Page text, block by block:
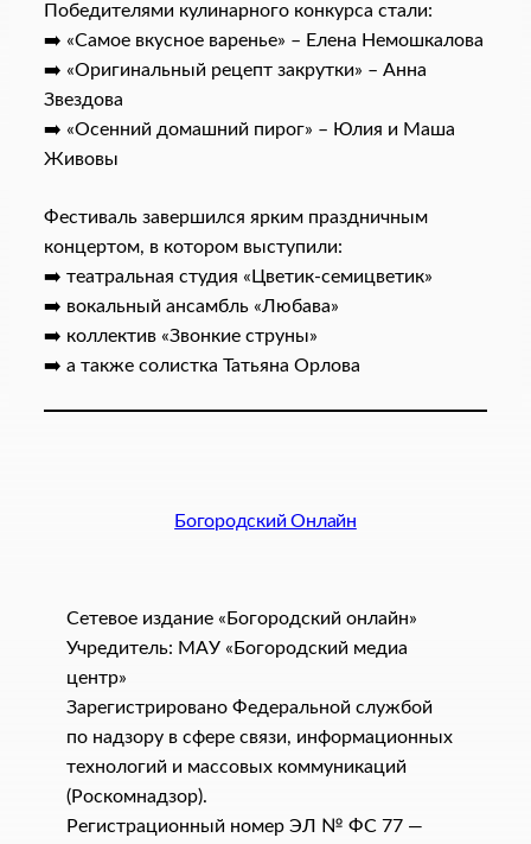
Победителями кулинарного конкурса стали:
➡️ «Самое вкусное варенье» – Елена Немошкалова
➡️ «Оригинальный рецепт закрутки» – Анна
Звездова
➡️ «Осенний домашний пирог» – Юлия и Маша
Живовы
Фестиваль завершился ярким праздничным
концертом, в котором выступили:
➡️ театральная студия «Цветик-семицветик»
➡️ вокальный ансамбль «Любава»
➡️ коллектив «Звонкие струны»
➡️ а также солистка Татьяна Орлова
Богородский Онлайн
Сетевое издание «Богородский онлайн»
Учредитель: МАУ «Богородский медиа
центр»
Зарегистрировано Федеральной службой
по надзору в сфере связи, информационных
технологий и массовых коммуникаций
(Роскомнадзор).
Регистрационный номер ЭЛ № ФС 77 —